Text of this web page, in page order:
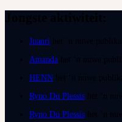
Juanri
Amanda
HENN
Ryno Du Plessis
Ryno Du Plessis